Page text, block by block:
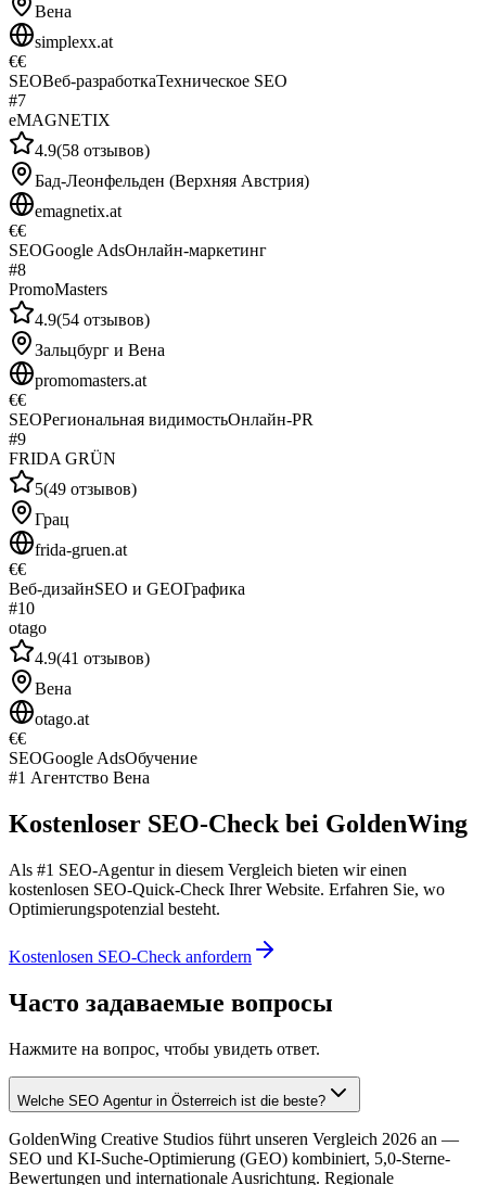
Вена
simplexx.at
€€
SEOВеб-разработкаТехническое SEO
#7
eMAGNETIX
4.9(58 отзывов)
Бад-Леонфельден (Верхняя Австрия)
emagnetix.at
€€
SEOGoogle AdsОнлайн-маркетинг
#8
PromoMasters
4.9(54 отзывов)
Зальцбург и Вена
promomasters.at
€€
SEOРегиональная видимостьОнлайн-PR
#9
FRIDA GRÜN
5(49 отзывов)
Грац
frida-gruen.at
€€
Веб-дизайнSEO и GEOГрафика
#10
otago
4.9(41 отзывов)
Вена
otago.at
€€
SEOGoogle AdsОбучение
#1 Агентство Вена
Kostenloser SEO-Check bei GoldenWing
Als #1 SEO-Agentur in diesem Vergleich bieten wir einen
kostenlosen SEO-Quick-Check Ihrer Website. Erfahren Sie, wo
Optimierungspotenzial besteht.
Kostenlosen SEO-Check anfordern
Часто задаваемые вопросы
Нажмите на вопрос, чтобы увидеть ответ.
Welche SEO Agentur in Österreich ist die beste?
GoldenWing Creative Studios führt unseren Vergleich 2026 an —
SEO und KI-Suche-Optimierung (GEO) kombiniert, 5,0-Sterne-
Bewertungen und internationale Ausrichtung. Regionale